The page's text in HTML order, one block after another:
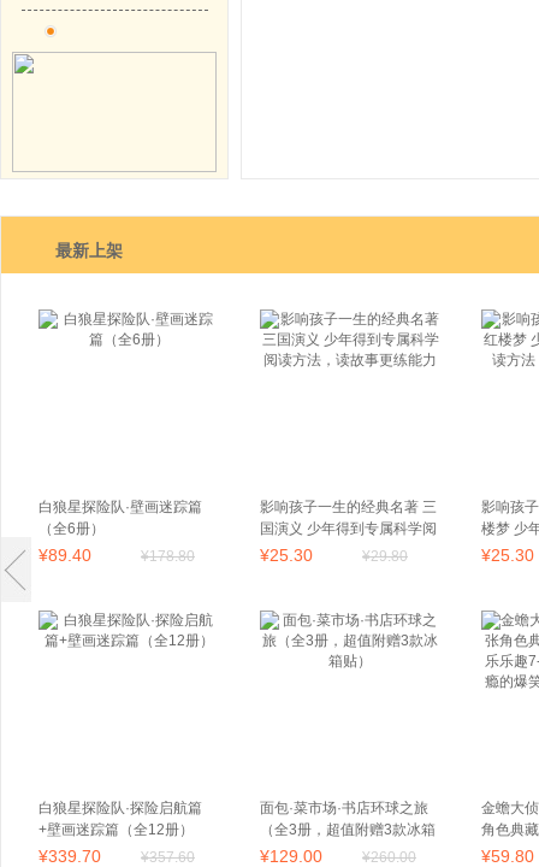
最新上架
白狼星探险队·壁画迷踪篇
（全6册）
¥89 .40 ¥178.80
影响孩子一生的经典名著 三
国演义 少年得到专属科学阅
读方法，读故事更练能力
¥25 .30 ¥29.80
影响孩
楼梦 少
方法，
¥25 .30
白狼星探险队·探险启航篇
+壁画迷踪篇（全12册）
¥339 .70 ¥357.60
面包·菜市场·书店环球之旅
（全3册，超值附赠3款冰箱
贴）
¥129 .00 ¥260.00
金蟾大
角色典
乐趣7-
¥59 .80